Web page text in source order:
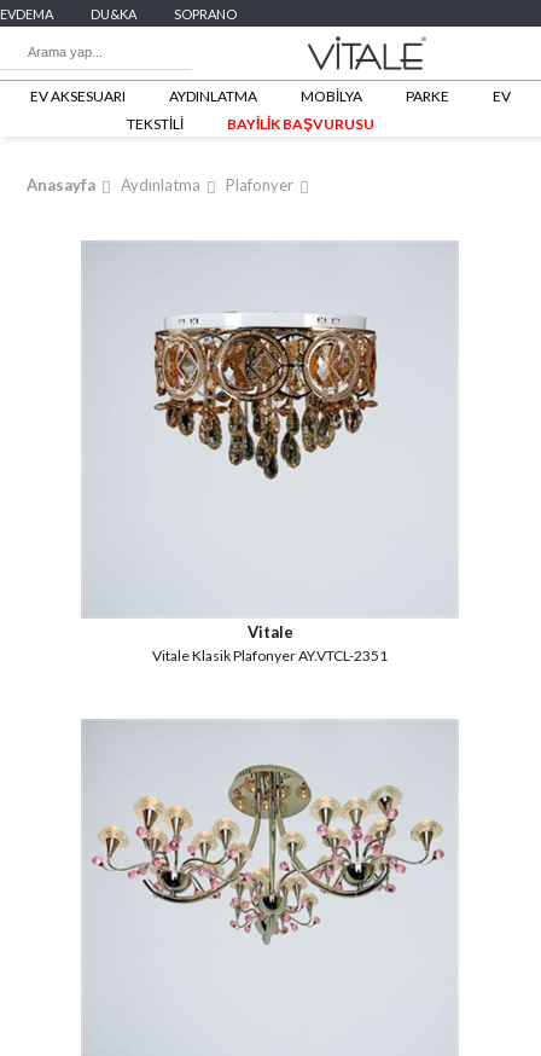
EVDEMA DU&KA SOPRANO
EV AKSESUARI AYDINLATMA MOBİLYA PARKE
EV
TEKSTİLİ
BAYİLİK BAŞVURUSU
Plafonyer
Aydınlatma
Anasayfa
Vitale
Vitale Klasik Plafonyer AY.VTCL-2351